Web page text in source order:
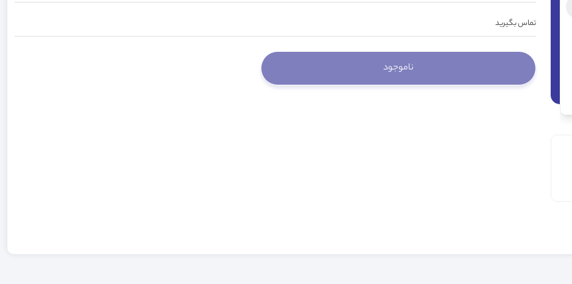
تماس بگیرید